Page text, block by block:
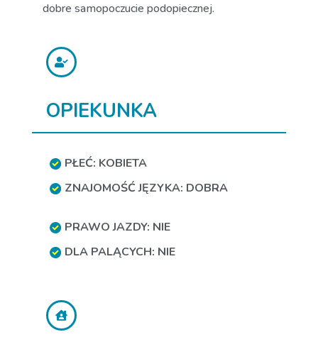
dobre samopoczucie podopiecznej.
OPIEKUNKA
PŁEĆ: KOBIETA
ZNAJOMOŚĆ JĘZYKA: DOBRA
PRAWO JAZDY: NIE
DLA PALĄCYCH: NIE